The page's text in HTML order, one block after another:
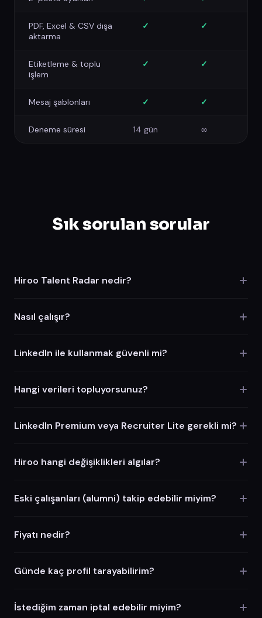
PDF, Excel & CSV dışa
aktarma
✓ ✓
Etiketleme & toplu
işlem
✓ ✓
Mesaj şablonları ✓ ✓
Deneme süresi 14 gün ∞
Sık sorulan sorular
Hiroo Talent Radar nedir?
Nasıl çalışır?
LinkedIn ile kullanmak güvenli mi?
Hangi verileri topluyorsunuz?
LinkedIn Premium veya Recruiter Lite gerekli mi?
Hiroo hangi değişiklikleri algılar?
Eski çalışanları (alumni) takip edebilir miyim?
Fiyatı nedir?
Günde kaç profil tarayabilirim?
İstediğim zaman iptal edebilir miyim?